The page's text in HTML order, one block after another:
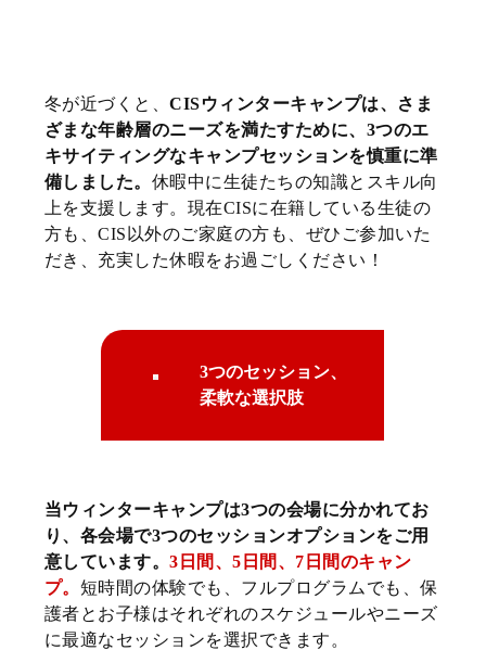
冬が近づくと、CISウィンターキャンプは、さま
ざまな年齢層のニーズを満たすために、3つのエ
キサイティングなキャンプセッションを慎重に準
備しました。 休暇中に生徒たちの知識とスキル向
上を支援します。現在CISに在籍している生徒の
方も、CIS以外のご家庭の方も、ぜひご参加いた
だき、充実した休暇をお過ごしください！
3つのセッション、
柔軟な選択肢
当ウィンターキャンプは3つの会場に分かれてお
り、各会場で3つのセッションオプションをご用
意しています。3日間、5日間、7日間のキャン
プ。 短時間の体験でも、フルプログラムでも、保
護者とお子様はそれぞれのスケジュールやニーズ
に最適なセッションを選択できます。